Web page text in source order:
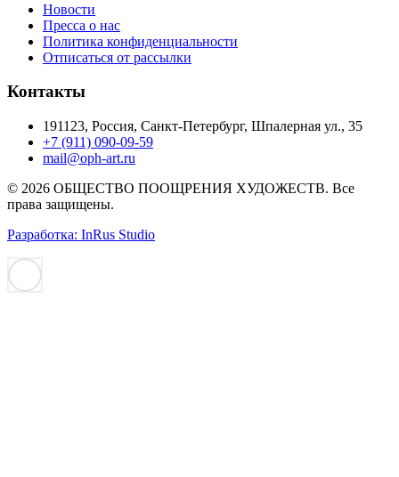
Новости
Пресса о нас
Политика конфиденциальности
Отписаться от рассылки
Контакты
191123, Россия, Санкт-Петербург, Шпалерная ул., 35
+7 (911) 090-09-59
mail@oph-art.ru
© 2026 ОБЩЕСТВО ПООЩРЕНИЯ ХУДОЖЕСТВ. Все
права защищены.
Разработка: InRus Studio